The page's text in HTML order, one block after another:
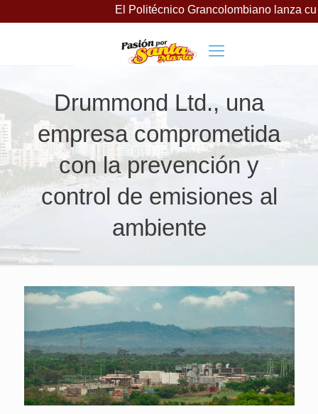
El Politécnico Grancolombiano lanza
Drummond Ltd., una
empresa comprometida
con la prevención y
control de emisiones al
ambiente